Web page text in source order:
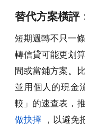
替代方案橫評
短期週轉不只一
轉信貸可能更划
間或當鋪方案。
並用個人的現金
較」的速查表，
做抉擇 ，以避免